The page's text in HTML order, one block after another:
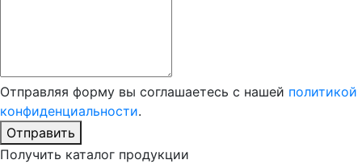
Отправляя форму вы соглашаетесь с нашей политикой
конфиденциальности.
Отправить
Получить каталог продукции